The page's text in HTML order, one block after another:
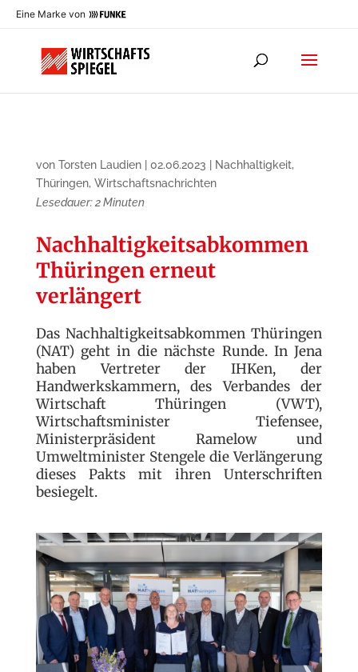
Eine Marke von
von Torsten Laudien| 02.06.2023 Nachhaltigkeit,
Thüringen, Wirtschaftsnachrichten
Lesedauer: 2 Minuten
Nachhaltigkeitsabkommen
Thüringen erneut
verlängert
Das Nachhaltigkeitsabkommen Thüringen
(NAT) geht in die nächste Runde. In Jena
haben Vertreter der IHKen, der
Handwerkskammern, des Verbandes der
Wirtschaft Thüringen (VWT),
Wirtschaftsminister Tiefensee,
Ministerpräsident Ramelow und
Umweltminister Stengele die Verlängerung
dieses Pakts mit ihren Unterschriften
besiegelt.